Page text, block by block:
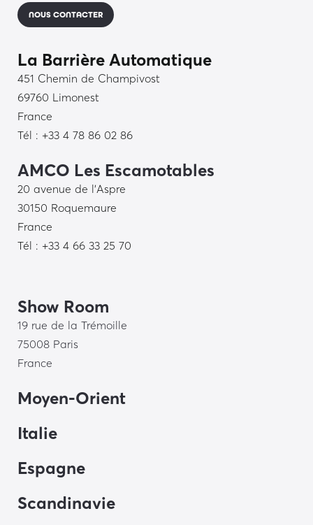
NOUS CONTACTER
La Barrière Automatique
451 Chemin de Champivost
69760 Limonest
France
Tél : +33 4 78 86 02 86
AMCO Les Escamotables
20 avenue de l’Aspre
30150 Roquemaure
France
Tél : +33 4 66 33 25 70
Show Room
19 rue de la Trémoille
75008 Paris
France
Moyen-Orient
Italie
Espagne
Scandinavie